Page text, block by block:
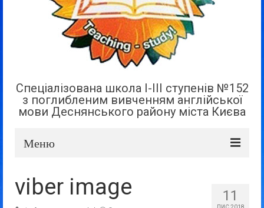
Спеціалізована школа І-ІІІ ступенів №152
з поглибленим вивченням англійської
мови Деснянського району міста Києва
Меню
Про школу
Дошка оголошень
11
viber image